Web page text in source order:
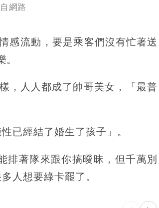
網路
感流動 ，要是乘客們沒有忙著送
。
，人人都成了帥哥美女，「最普
已經結了婚生了孩子」 。
排著隊來跟你搞曖昧，但千萬別
人想要綠卡罷了。